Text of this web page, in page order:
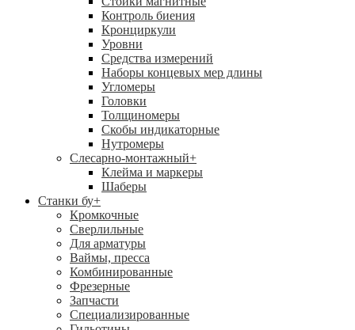
Контроль биения
Кронциркули
Уровни
Средства измерений
Наборы концевых мер длины
Угломеры
Головки
Толщиномеры
Скобы индикаторные
Нутромеры
Слесарно-монтажный+
Клейма и маркеры
Шаберы
Станки бу+
Кромкочные
Сверлильные
Для арматуры
Ваймы, пресса
Комбинированные
Фрезерные
Запчасти
Специализированные